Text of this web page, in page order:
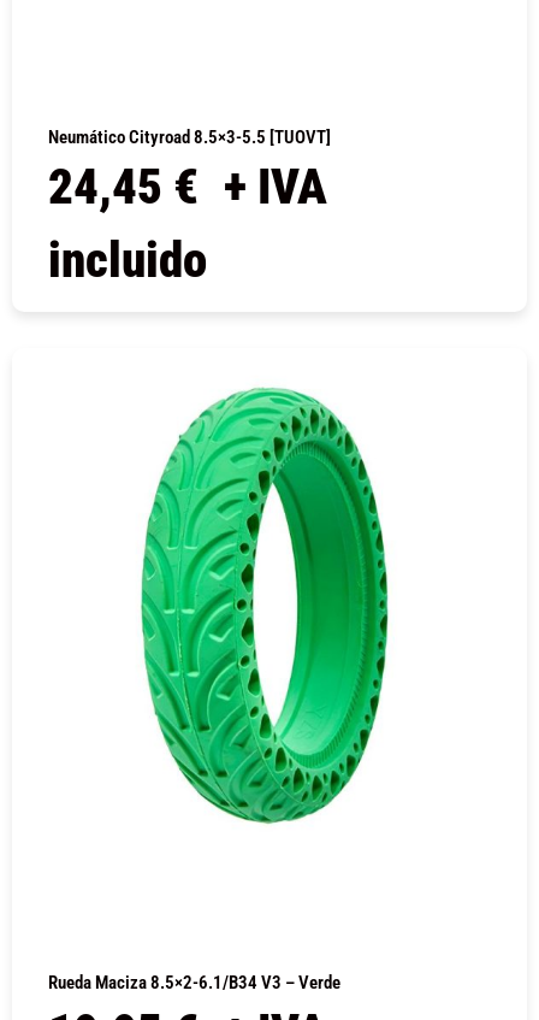
Neumático Cityroad 8.5×3-5.5 [TUOVT]
24,45 € + IVA
incluido
Rueda Maciza 8.5×2-6.1/B34 V3 – Verde